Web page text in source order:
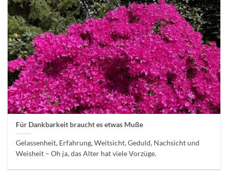
Für Dankbarkeit braucht es etwas Muße
Gelassenheit, Erfahrung, Weitsicht, Geduld, Nachsicht und
Weisheit – Oh ja, das Alter hat viele Vorzüge.